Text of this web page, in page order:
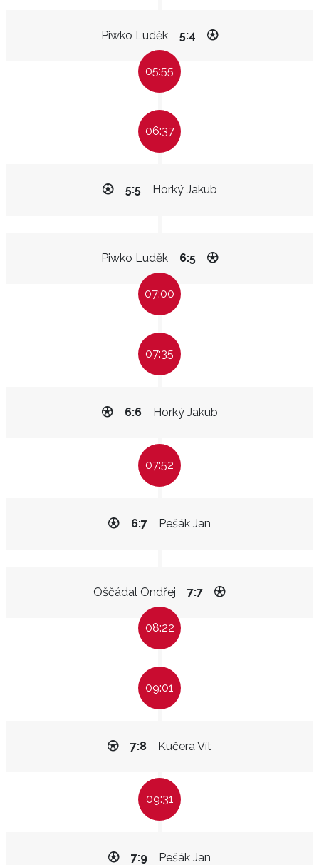
Piwko Luděk 5:4
05:55
06:37
Horký Jakub
5:5
Piwko Luděk 6:5
07:00
07:35
Horký Jakub
6:6
07:52
Pešák Jan
6:7
Oščádal Ondřej 7:7
08:22
09:01
Kučera Vít
7:8
09:31
Pešák Jan
7:9